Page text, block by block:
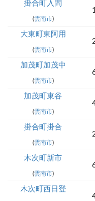
掛合町入間
(雲南市)
大東町東阿用
(雲南市)
加茂町加茂中
(雲南市)
加茂町東谷
(雲南市)
掛合町掛合
(雲南市)
木次町新市
(雲南市)
木次町西日登